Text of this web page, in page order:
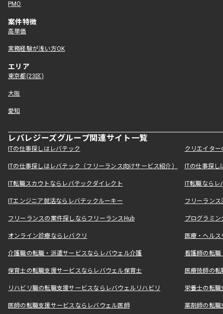
PMO
案件特徴
高単価
実務経験が浅い方OK
エリア
東京都(23区)
大阪
愛知
レバレジーズグループ関連サイト一覧
ITの仕事探しはレバテック クリエイタ
ITの仕事探しはレバテック（フリーランス向けサービス紹介） ITの仕事探
IT転職スカウトならレバテックダイレクト IT転職なら
ITエンジニア就活ならレバテックルーキー フリーラン
フリーランスの案件探しならフリーランスHub プログラミ
オンライン診療ならレバクリ 医療・ヘル
介護職の転職・派遣サービスならレバウェル介護 看護師の転
保育士の転職支援サービスならレバウェル保育士 医療技師の
リハビリ職の転職支援サービスならレバウェルリハビリ 栄養士の転
医師の転職支援サービスならレバウェル医師 薬剤師の転